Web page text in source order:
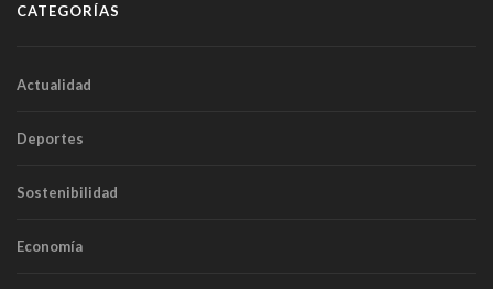
CATEGORÍAS
Actualidad
Deportes
Sostenibilidad
Economía